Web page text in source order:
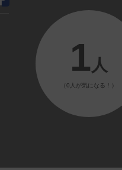
1 人
（0人が気になる！）